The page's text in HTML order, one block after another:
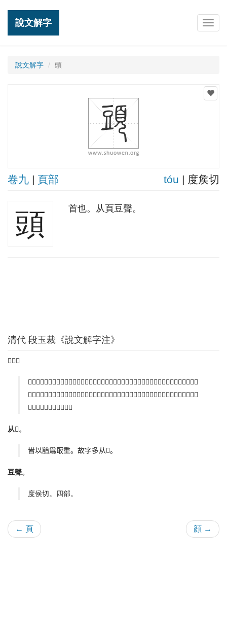
說文解字
說文解字 頭
卷九 | 頁部 tóu | 度矦切
頭 首也。从頁豆聲。
清代 段玉裁《說文解字注》
𦣻也。
𦣻各本作𩠐。今正。小篆作𦣻。說文據小篆爲書。故敘曰今敘篆文合以古籒也。漢人多用𩠐不用
𦣻者、自係一時相習而然。許造字書則有定體。𦣻下曰。頭也。頭下曰。𦣻也。是曰轉注。禮記
曰。頭容直。頭頸必中。
从𩑋。
𩠐以䭫爲冣重。故字多从𩑋。
豆聲。
度侯切。四部。
← 頁 顔 →